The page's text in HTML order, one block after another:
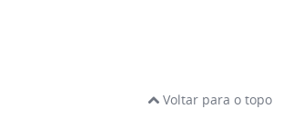
Voltar para o topo